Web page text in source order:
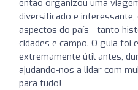
então organizou uma
diversificado e
aspectos do país - tanto
cidades e campo. O guia foi
extremamente útil antes,
ajudando-nos a lidar com
para tudo!